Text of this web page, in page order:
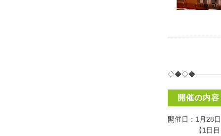
開催の内容
開催日：1月28
【1日目】28